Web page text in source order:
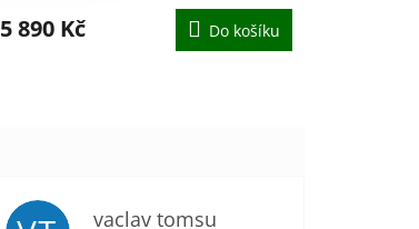
5 890 Kč Do košíku
vaclav tomsu